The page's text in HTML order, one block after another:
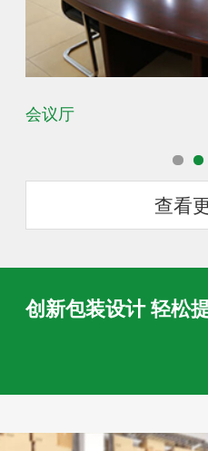
会议厅
查看
创新包装设计 轻松